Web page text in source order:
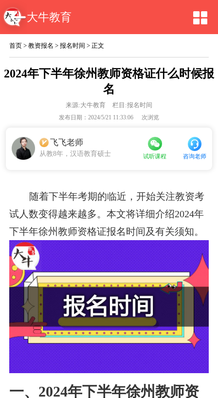
大牛教育
首页 >教资报名 >报名时间 > 正文
2024年下半年徐州教师资格证什么时候报
名
来源:大牛教育 栏目:报名时间
发布日期：2024/5/21 11:33:06 次浏览
飞飞老师
从教8年，汉语教育硕士 试听课程 咨询老师
随着下半年考期的临近，开始关注教资考
试人数变得越来越多。本文将详细介绍2024年
下半年徐州教师资格证报名时间及有关须知。
一、2024年下半年徐州教师资